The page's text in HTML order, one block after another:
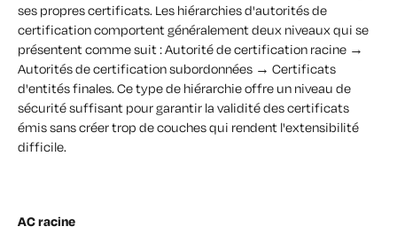
ses propres certificats. Les hiérarchies d'autorités de
certification comportent généralement deux niveaux qui se
présentent comme suit : Autorité de certification racine →
Autorités de certification subordonnées → Certificats
d'entités finales. Ce type de hiérarchie offre un niveau de
sécurité suffisant pour garantir la validité des certificats
émis sans créer trop de couches qui rendent l'extensibilité
difficile.
AC racine